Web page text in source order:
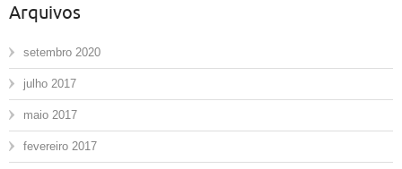
Arquivos
setembro 2020
julho 2017
maio 2017
fevereiro 2017